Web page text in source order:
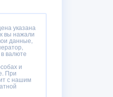
указана
вы нажали
данные,
валюте
и
При
с нашим